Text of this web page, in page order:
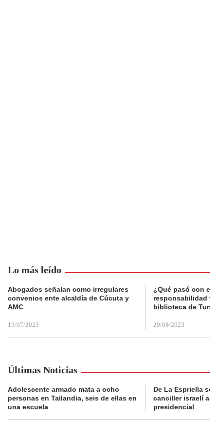
Lo más leído
Abogados señalan como irregulares
convenios ente alcaldía de Cúcuta y
AMC
13/07/2023
¿Qué pasó con el
responsabilidad
biblioteca de
29/08/2023
Últimas Noticias
Adolescente armado mata a ocho
personas en Tailandia, seis de ellas en
una escuela
De La Espriella se
canciller israelí
presidencial